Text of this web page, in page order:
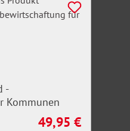
-
Kommunen
Regulärer Preis:
49,95 €